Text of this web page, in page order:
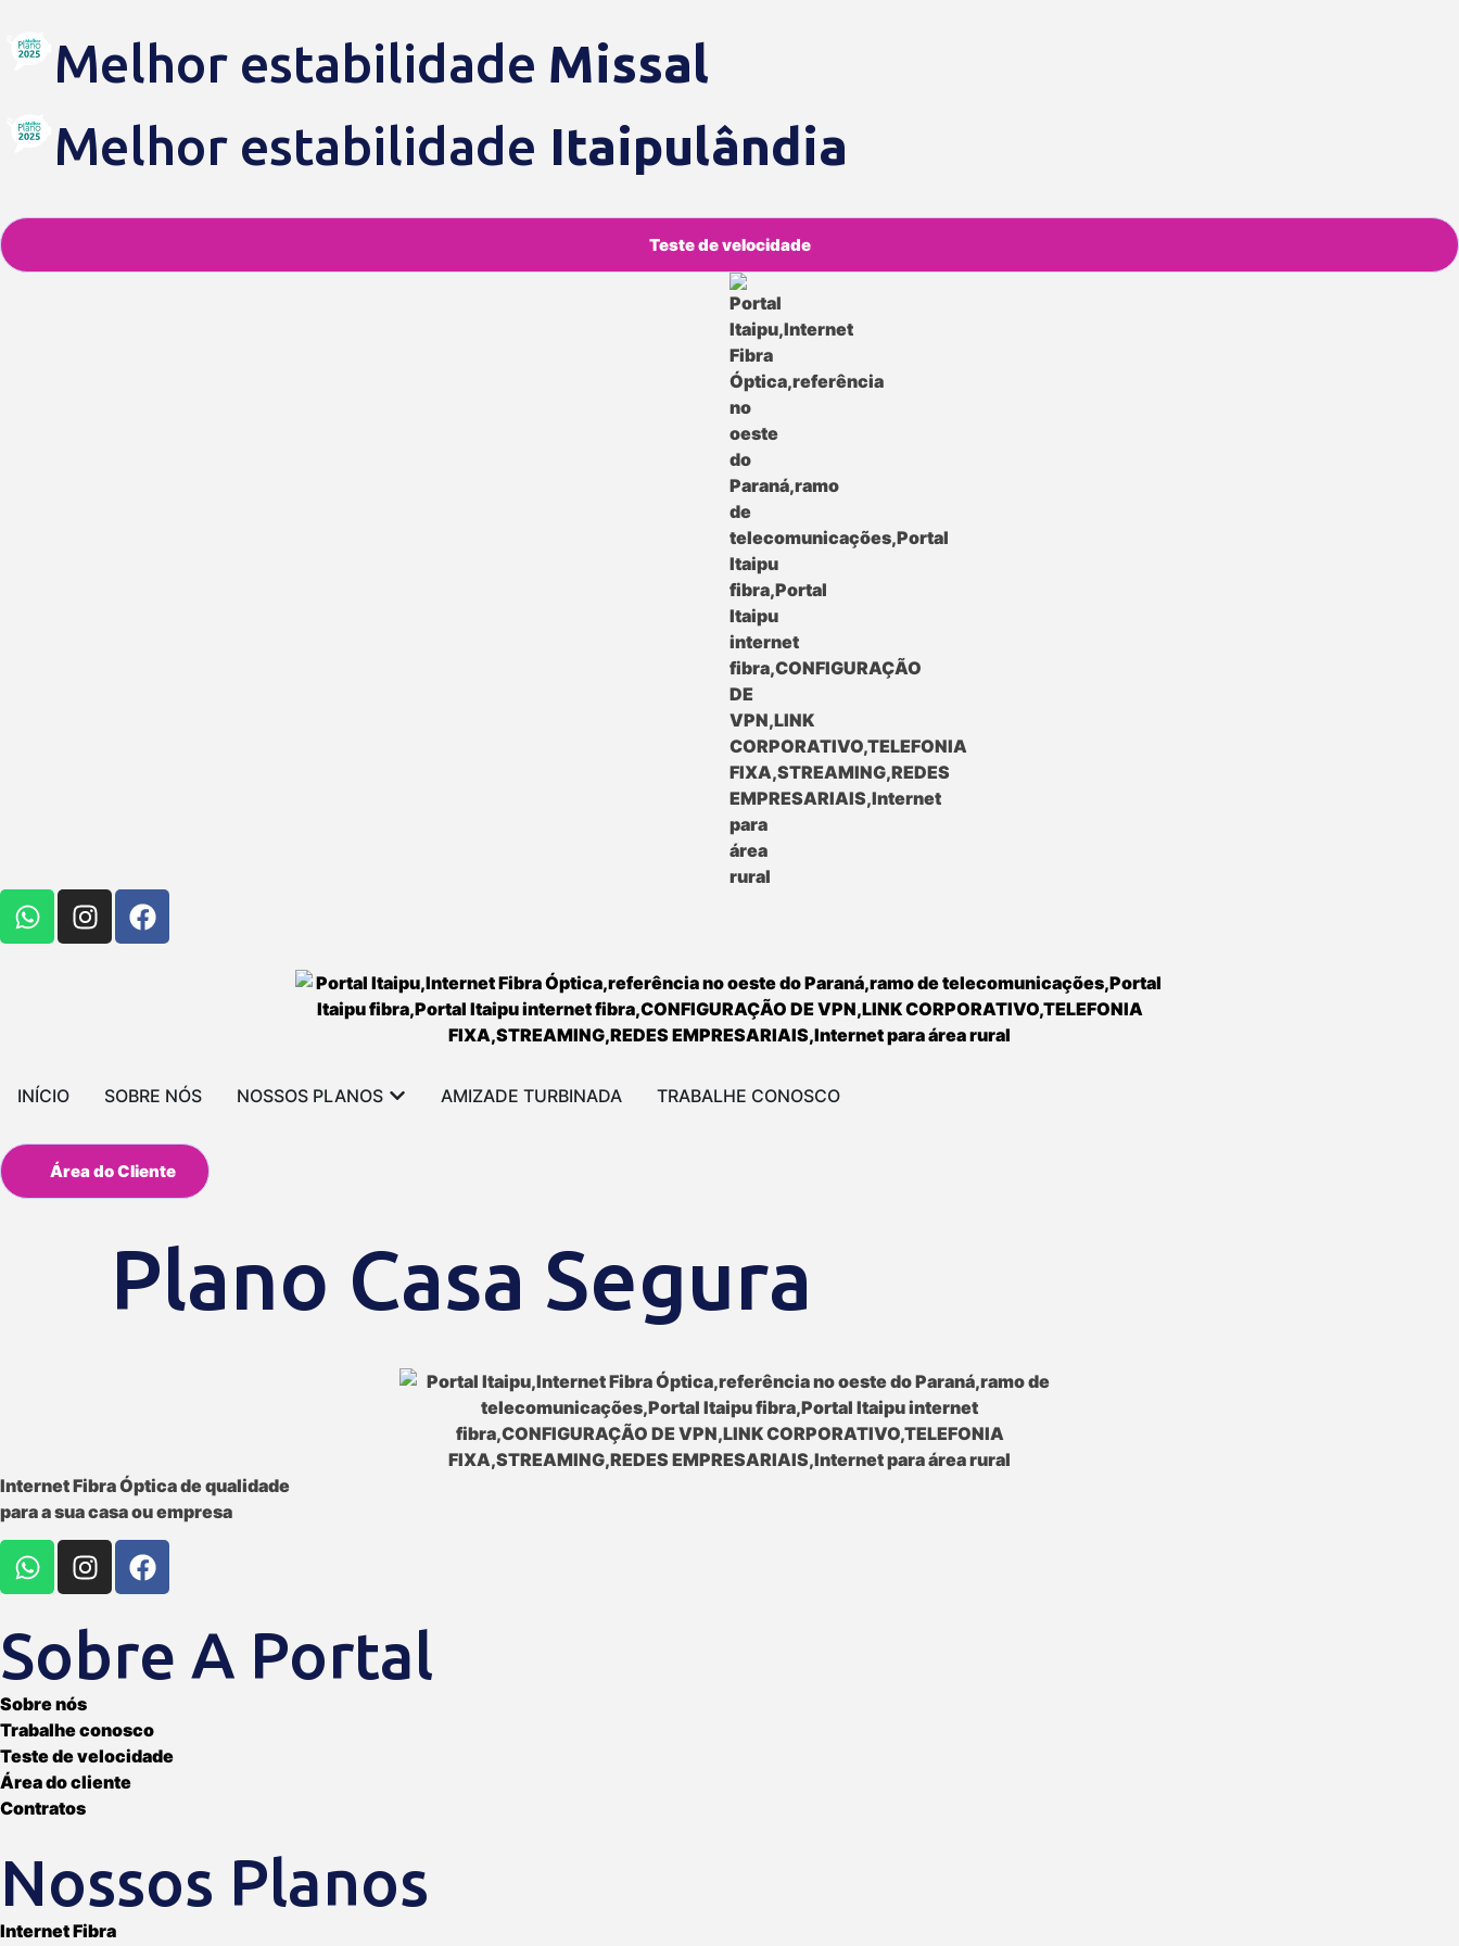
Melhor estabilidade Missal
Melhor estabilidade Itaipulândia
Teste de velocidade
INÍCIO SOBRE NÓS NOSSOS PLANOS AMIZADE TURBINADA TRABALHE CONOSCO
Área do Cliente
Plano Casa Segura
Internet Fibra Óptica de qualidade
para a sua casa ou empresa
Sobre A Portal
Sobre nós
Trabalhe conosco
Teste de velocidade
Área do cliente
Contratos
Nossos Planos
Internet Fibra